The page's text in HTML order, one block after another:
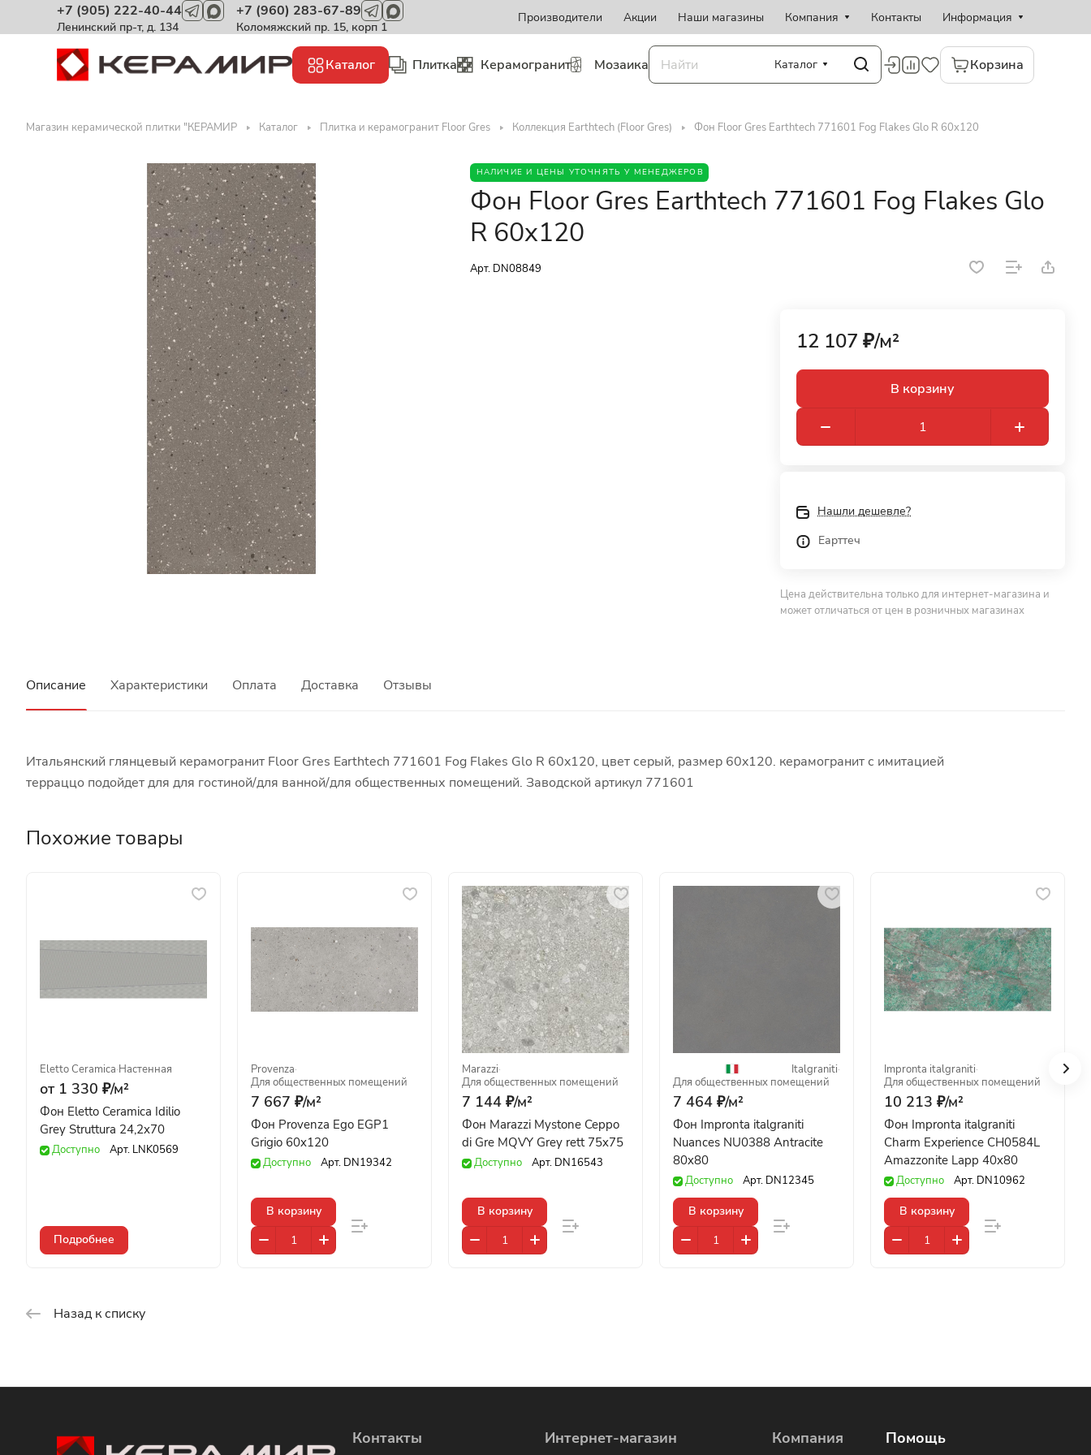
+7 (905) 222-40-44
Ленинский пр-т, д. 134
+7 (960) 283-67-89
Коломяжский пр. 15, корп 1
Производители Акции Наши магазины Компания Контакты Информация
Каталог Плитка Керамогранит Мозаика Каталог Корзина
Магазин керамической плитки "КЕРАМИР Каталог Плитка и керамогранит Floor Gres Коллекция Earthtech (Floor Gres) Фон Floor Gres Earthtech 771601 Fog Flakes Glo R 60x120
НАЛИЧИЕ И ЦЕНЫ УТОЧНЯТЬ У МЕНЕДЖЕРОВ
Фон Floor Gres Earthtech 771601 Fog Flakes Glo
R 60x120
Арт. DN08849
12 107 ₽/м²
В корзину
Нашли дешевле?
Еарттеч
Цена действительна только для интернет-магазина и
может отличаться от цен в розничных магазинах
Описание Характеристики Оплата Доставка Отзывы
Итальянский глянцевый керамогранит Floor Gres Earthtech 771601 Fog Flakes Glo R 60x120, цвет серый, размер 60x120. керамогранит с имитацией
терраццо подойдет для для гостиной/для ванной/для общественных помещений. Заводской артикул 771601
Похожие товары
Eletto Ceramica·Настенная
от 1 330 ₽/м²
Фон Eletto Ceramica Idilio
Grey Struttura 24,2x70
Доступно Арт. LNK0569
Подробнее
Provenza·
Для общественных помещений
7 667 ₽/м²
Фон Provenza Ego EGP1
Grigio 60x120
Доступно Арт. DN19342
В корзину
Marazzi·
Для общественных помещений
7 144 ₽/м²
Фон Marazzi Mystone Ceppo
di Gre MQVY Grey rett 75x75
Доступно Арт. DN16543
В корзину
Italgraniti·
Для общественных помещений
7 464 ₽/м²
Фон Impronta italgraniti
Nuances NU0388 Antracite
80x80
Доступно Арт. DN12345
В корзину
Impronta italgraniti·
Для общественных помещений
10 213 ₽/м²
Фон Impronta italgraniti
Charm Experience CH0584L
Amazzonite Lapp 40x80
Доступно Арт. DN10962
В корзину
Назад к списку
Контакты
Интернет-магазин
Компания
Помощь